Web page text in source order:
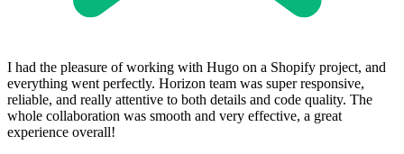
I had the pleasure of working with Hugo on a Shopify project, and
everything went perfectly. Horizon team was super responsive,
reliable, and really attentive to both details and code quality. The
whole collaboration was smooth and very effective, a great
experience overall!